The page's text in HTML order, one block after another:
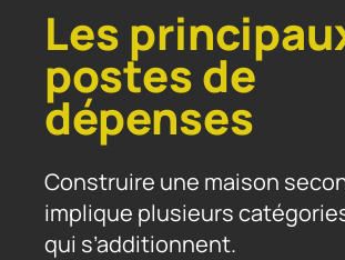
Les
postes de
dépenses
Construire une maison
implique plusieurs
qui s’additionnent.